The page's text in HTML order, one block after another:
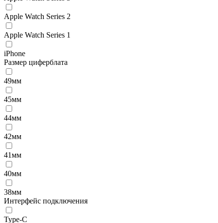
Apple Watch Series 2
Apple Watch Series 1
iPhone
Размер циферблата
49мм
45мм
44мм
42мм
41мм
40мм
38мм
Интерфейс подключения
Type-C